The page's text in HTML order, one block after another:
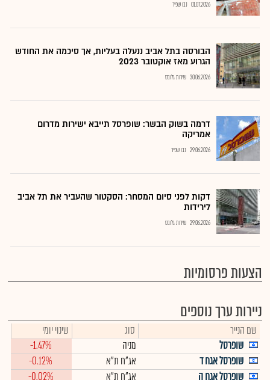
01.07.2026 נבו שפיר
הבורסה בתל אביב ננעלה בעליות, אך סיכמה את החודש
הגרוע מאז אוקטובר 2023
30.06.2026 שירות גלובס
דרמה בשוק הבשר: שופרסל תייבא ישירות מדרום
אמריקה
29.06.2026 נבו שפיר
דקות לפני סיום המסחר: הסקטור שהעביר את תל אביב
לירידות
29.06.2026 שירות גלובס
הצעות פרסומיות
ניירות ערך נוספים
שם הנייר סוג
שינוי יומי
שופרסל
מניה
-1.47%
שופרסל אגח ד
אג"ח ת"א
-0.12%
שופרסל אגח ה
אג"ח ת"א
-0.02%